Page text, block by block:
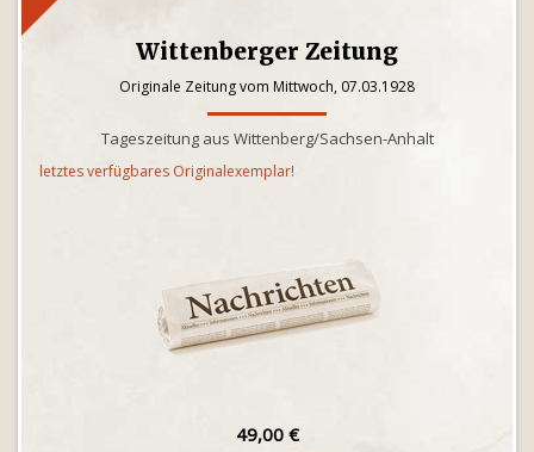
Wittenberger Zeitung
Originale Zeitung vom Mittwoch, 07.03.1928
Tageszeitung aus Wittenberg/Sachsen-Anhalt
letztes verfügbares Originalexemplar!
49,00 €